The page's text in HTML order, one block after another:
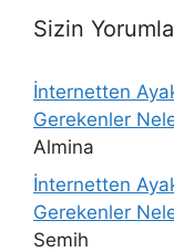
Sizin
İnternetten
Gerekenler
Almina
İnternetten
Gerekenler
Semih